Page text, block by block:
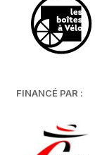
FINANCÉ PAR :